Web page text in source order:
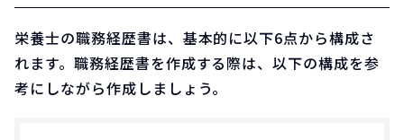
栄養士の職務経歴書は、基本的に以下6点から構成さ
れます。職務経歴書を作成する際は、以下の構成を参
考にしながら作成しましょう。